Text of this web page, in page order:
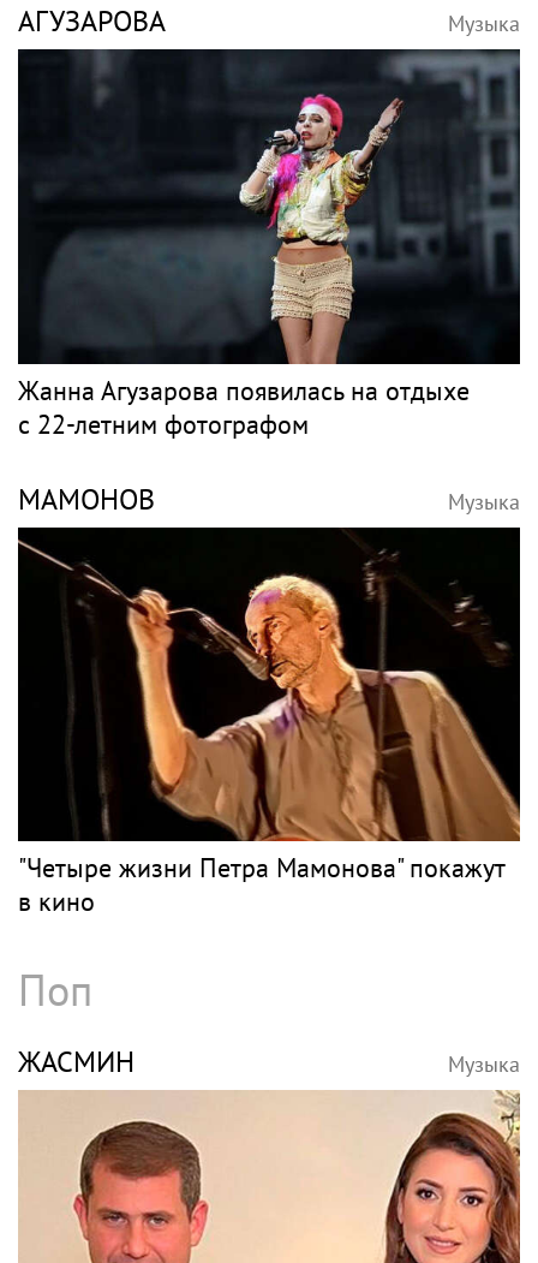
Певец Билан признался в слушателям в
любви после критики
Музыка
Уехала на Бали на пике славы, а в 50 лет
выпустила книгу и осталась одна: как
сложилась жизнь ведущей «Муз-ТВ» Дарьи
Субботиной
Рок
АГУЗАРОВА Музыка
Жанна Агузарова появилась на отдыхе
с 22-летним фотографом
МАМОНОВ Музыка